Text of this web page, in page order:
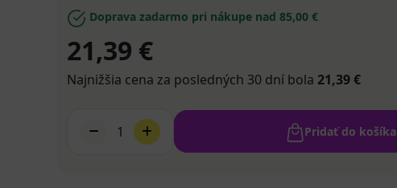
Doprava zadarmo pri nákupe nad 85,00 €
21,39 €
Najnižšia cena za posledných 30 dní bola 21,39 €
1 Pridať do košíka